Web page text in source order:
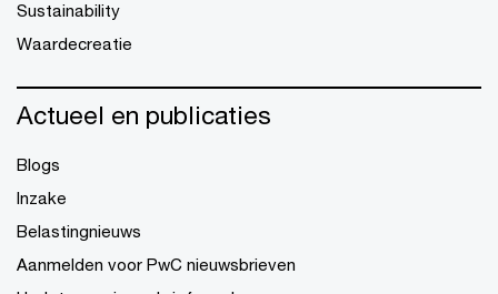
Sustainability
Waardecreatie
Actueel en publicaties
Blogs
Inzake
Belastingnieuws
Aanmelden voor PwC nieuwsbrieven